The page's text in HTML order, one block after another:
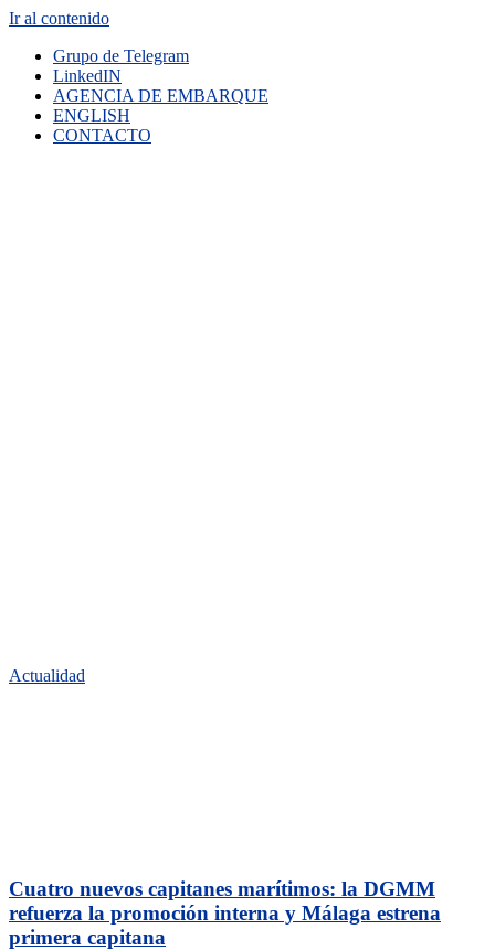
Ir al contenido
Grupo de Telegram
LinkedIN
AGENCIA DE EMBARQUE
ENGLISH
CONTACTO
Actualidad
Cuatro nuevos capitanes marítimos: la DGMM
refuerza la promoción interna y Málaga estrena
primera capitana